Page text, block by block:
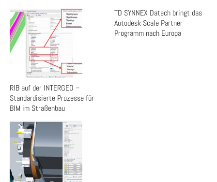
RIB auf der INTERGEO –
Standardisierte Prozesse für
BIM im Straßenbau
TD SYNNEX Datech bringt das
Autodesk Scale Partner
Programm nach Europa